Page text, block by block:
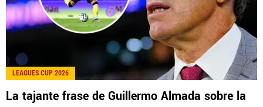
LEAGUES CUP 2026
La tajante frase de Guillermo Almada sobre la